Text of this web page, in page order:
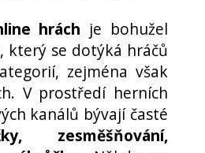
hrách je bohužel
který se dotýká hráčů
zejména však
V prostředí herních
kanálů bývají časté
zesměšňování,